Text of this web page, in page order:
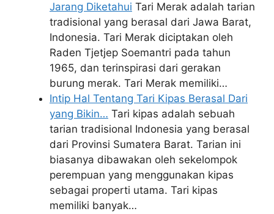
Jarang Diketahui Tari Merak adalah tarian
tradisional yang berasal dari Jawa Barat,
Indonesia. Tari Merak diciptakan oleh
Raden Tjetjep Soemantri pada tahun
1965, dan terinspirasi dari gerakan
burung merak. Tari Merak memiliki…
Intip Hal Tentang Tari Kipas Berasal Dari
yang Bikin… Tari kipas adalah sebuah
tarian tradisional Indonesia yang berasal
dari Provinsi Sumatera Barat. Tarian ini
biasanya dibawakan oleh sekelompok
perempuan yang menggunakan kipas
sebagai properti utama. Tari kipas
memiliki banyak…